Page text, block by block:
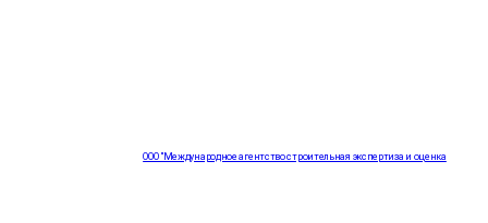
ООО "Международное агентство строительная экспертиза и оценка